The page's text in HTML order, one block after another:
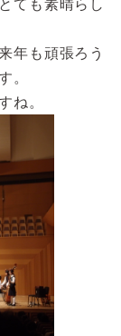
年も頑張ろう
。
ね。